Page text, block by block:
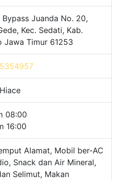
Bypass Juanda No. 20,
Kec. Sedati, Kab.
Jawa Timur 61253
08:00
16:00
Alamat, Mobil ber-AC
Snack dan Air Mineral,
Selimut, Makan